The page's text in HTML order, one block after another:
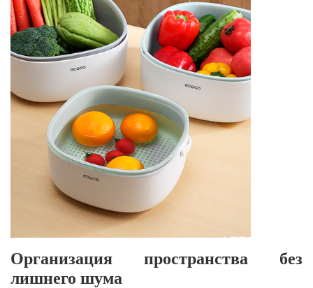
Организация пространства без
лишнего шума